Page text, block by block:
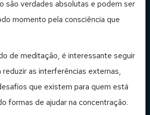
são verdades absolutas e podem ser
momento pela consciência que
de meditação, é interessante seguir
reduzir as interferências externas,
que existem para quem está
formas de ajudar na concentração.